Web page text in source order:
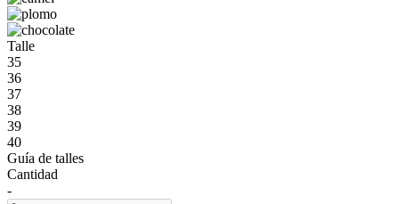
Talle
35
36
37
38
39
40
Guía de talles
Cantidad
-